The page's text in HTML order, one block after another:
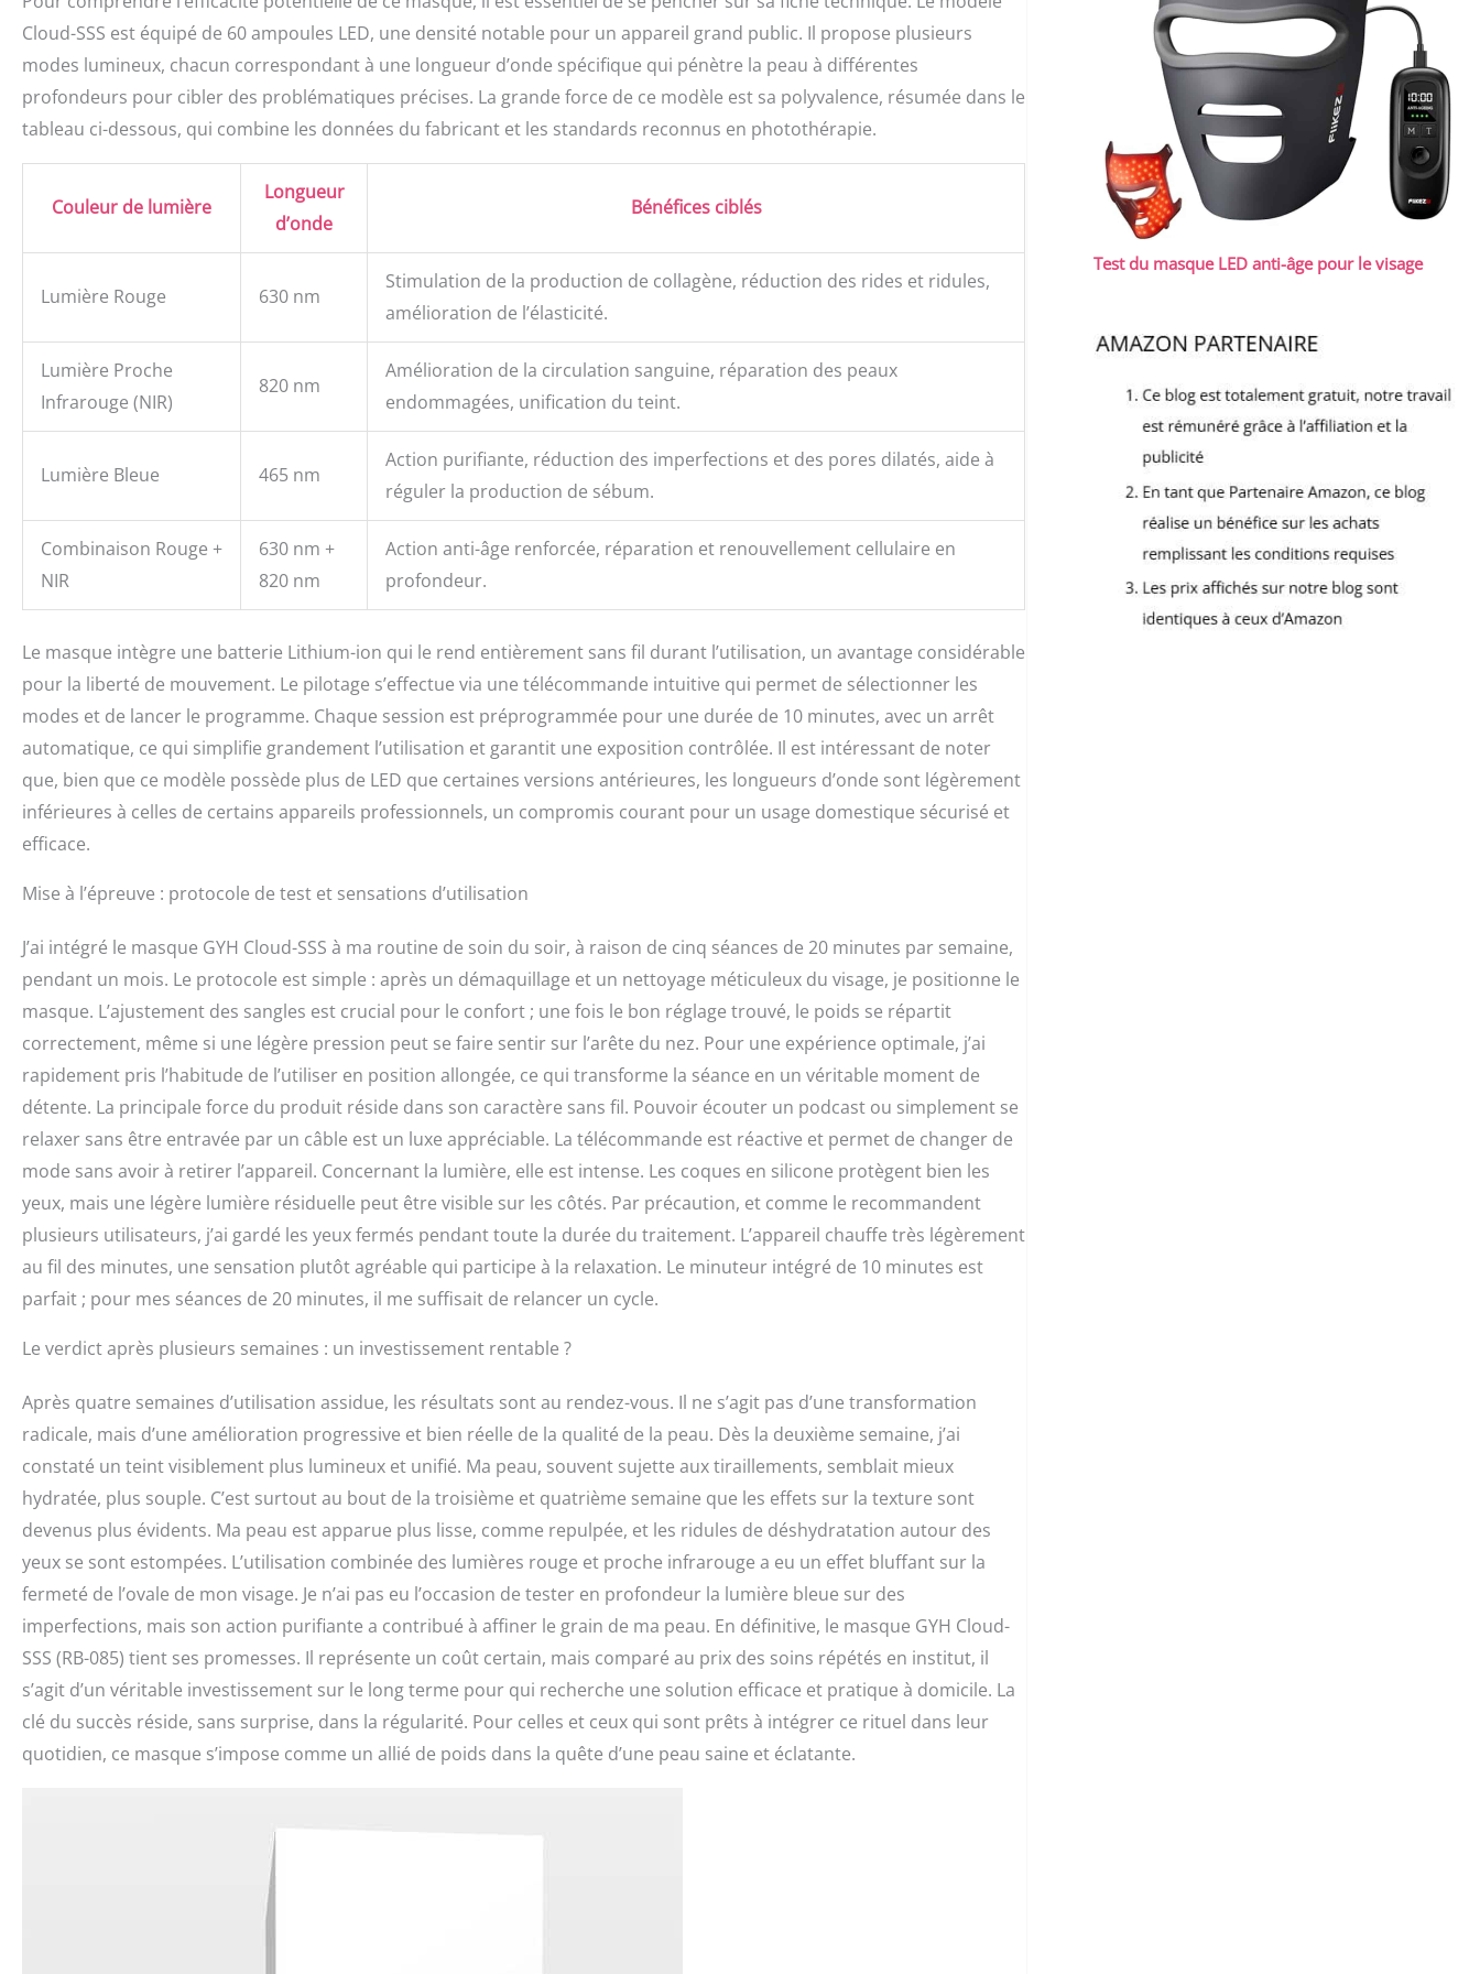
propre à utiliser. La batterie intégrée de 2000 mAh dure 180 minutes sur une seule
charge. Garantie de service sans souci : Profitez de notre garantie sans souci de 2
ans, reflétant le plus haut standard de service de l'industrie pour tous les produits
GYH. En cas de problème ou d'insatisfaction, veuillez nous contacter
immédiatement. Nous offrons : ① Remplacement gratuit ; ② Remboursement
intégral. Votre satisfaction est notre priorité absolue. Cette politique après-vente
Cloud-SSS est équipé de 60 ampoules LED, une densité notable pour un appareil grand public. Il propose plusieurs
modes lumineux, chacun correspondant à une longueur d’onde spécifique qui pénètre la peau à différentes
profondeurs pour cibler des problématiques précises. La grande force de ce modèle est sa polyvalence, résumée dans le
tableau ci-dessous, qui combine les données du fabricant et les standards reconnus en photothérapie.
Couleur de lumière
Longueur
d’onde
Bénéfices ciblés
Lumière Rouge 630 nm
Stimulation de la production de collagène, réduction des rides et ridules,
amélioration de l’élasticité.
Lumière Proche
Infrarouge (NIR)
820 nm
Amélioration de la circulation sanguine, réparation des peaux
endommagées, unification du teint.
Lumière Bleue 465 nm
Action purifiante, réduction des imperfections et des pores dilatés, aide à
réguler la production de sébum.
Combinaison Rouge +
NIR
630 nm +
820 nm
Action anti-âge renforcée, réparation et renouvellement cellulaire en
profondeur.
Le masque intègre une batterie Lithium-ion qui le rend entièrement sans fil durant l’utilisation, un avantage considérable
pour la liberté de mouvement. Le pilotage s’effectue via une télécommande intuitive qui permet de sélectionner les
modes et de lancer le programme. Chaque session est préprogrammée pour une durée de 10 minutes, avec un arrêt
automatique, ce qui simplifie grandement l’utilisation et garantit une exposition contrôlée. Il est intéressant de noter
que, bien que ce modèle possède plus de LED que certaines versions antérieures, les longueurs d’onde sont légèrement
inférieures à celles de certains appareils professionnels, un compromis courant pour un usage domestique sécurisé et
efficace.
Mise à l’épreuve : protocole de test et sensations d’utilisation
J’ai intégré le masque GYH Cloud-SSS à ma routine de soin du soir, à raison de cinq séances de 20 minutes par semaine,
pendant un mois. Le protocole est simple : après un démaquillage et un nettoyage méticuleux du visage, je positionne le
masque. L’ajustement des sangles est crucial pour le confort ; une fois le bon réglage trouvé, le poids se répartit
correctement, même si une légère pression peut se faire sentir sur l’arête du nez. Pour une expérience optimale, j’ai
rapidement pris l’habitude de l’utiliser en position allongée, ce qui transforme la séance en un véritable moment de
détente. La principale force du produit réside dans son caractère sans fil. Pouvoir écouter un podcast ou simplement se
relaxer sans être entravée par un câble est un luxe appréciable. La télécommande est réactive et permet de changer de
mode sans avoir à retirer l’appareil. Concernant la lumière, elle est intense. Les coques en silicone protègent bien les
yeux, mais une légère lumière résiduelle peut être visible sur les côtés. Par précaution, et comme le recommandent
plusieurs utilisateurs, j’ai gardé les yeux fermés pendant toute la durée du traitement. L’appareil chauffe très légèrement
au fil des minutes, une sensation plutôt agréable qui participe à la relaxation. Le minuteur intégré de 10 minutes est
parfait ; pour mes séances de 20 minutes, il me suffisait de relancer un cycle.
Le verdict après plusieurs semaines : un investissement rentable ?
Après quatre semaines d’utilisation assidue, les résultats sont au rendez-vous. Il ne s’agit pas d’une transformation
radicale, mais d’une amélioration progressive et bien réelle de la qualité de la peau. Dès la deuxième semaine, j’ai
constaté un teint visiblement plus lumineux et unifié. Ma peau, souvent sujette aux tiraillements, semblait mieux
hydratée, plus souple. C’est surtout au bout de la troisième et quatrième semaine que les effets sur la texture sont
devenus plus évidents. Ma peau est apparue plus lisse, comme repulpée, et les ridules de déshydratation autour des
yeux se sont estompées. L’utilisation combinée des lumières rouge et proche infrarouge a eu un effet bluffant sur la
fermeté de l’ovale de mon visage. Je n’ai pas eu l’occasion de tester en profondeur la lumière bleue sur des
imperfections, mais son action purifiante a contribué à affiner le grain de ma peau. En définitive, le masque GYH Cloud-
SSS (RB-085) tient ses promesses. Il représente un coût certain, mais comparé au prix des soins répétés en institut, il
s’agit d’un véritable investissement sur le long terme pour qui recherche une solution efficace et pratique à domicile. La
clé du succès réside, sans surprise, dans la régularité. Pour celles et ceux qui sont prêts à intégrer ce rituel dans leur
quotidien, ce masque s’impose comme un allié de poids dans la quête d’une peau saine et éclatante.
Test du masque LED anti-âge pour le visage